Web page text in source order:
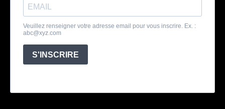
Veuillez renseigner votre adresse email pour vous inscrire. Ex. :
abc@xyz.com
S'INSCRIRE